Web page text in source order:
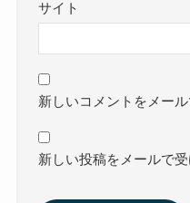
サイト
新しいコメントをメー
新しい投稿をメールで受